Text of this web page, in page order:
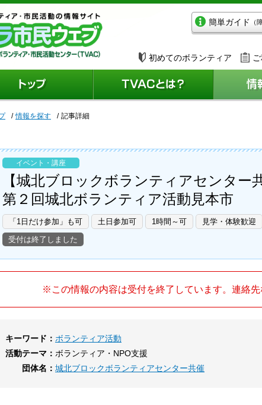
簡単ガイド （
初めてのボランティア
情報を探す 記事詳細
イベント・講座
【城北ブロックボランティアセンター
第２回城北ボランティア活動見本市
「1日だけ参加」も可 土日参加可 1時間～可
見学・体験歓迎
受付は終了しました
※この情報の内容は受付を終了しています。連絡
キーワード： ボランティア活動
活動テーマ： ボランティア・NPO支援
団体名： 城北ブロックボランティアセンター共催